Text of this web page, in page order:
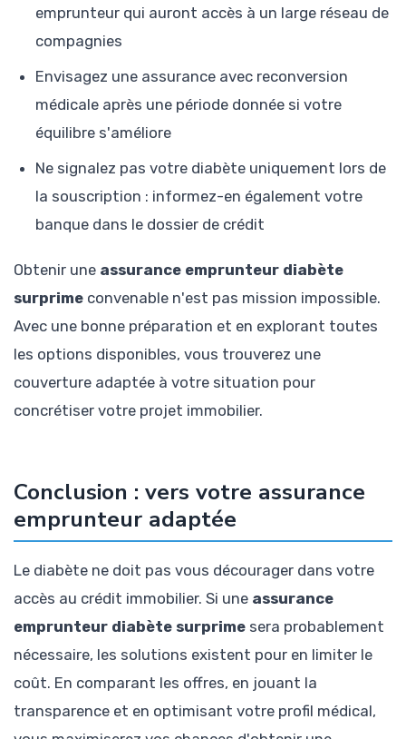
emprunteur qui auront accès à un large réseau de
compagnies
Envisagez une assurance avec reconversion
médicale après une période donnée si votre
équilibre s'améliore
Ne signalez pas votre diabète uniquement lors de
la souscription : informez-en également votre
banque dans le dossier de crédit
Obtenir une assurance emprunteur diabète
surprime convenable n'est pas mission impossible.
Avec une bonne préparation et en explorant toutes
les options disponibles, vous trouverez une
couverture adaptée à votre situation pour
concrétiser votre projet immobilier.
Conclusion : vers votre assurance
emprunteur adaptée
Le diabète ne doit pas vous décourager dans votre
accès au crédit immobilier. Si une assurance
emprunteur diabète surprime sera probablement
nécessaire, les solutions existent pour en limiter le
coût. En comparant les offres, en jouant la
transparence et en optimisant votre profil médical,